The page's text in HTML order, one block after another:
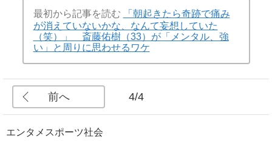
最初から記事を読む
「朝起きたら奇跡で痛み
が消えていないかな、なんて妄想していた
（笑）」 斎藤佑樹（33）が「メンタル、強
い」と周りに思わせるワケ
前へ 4/4
エンタメ スポーツ社会